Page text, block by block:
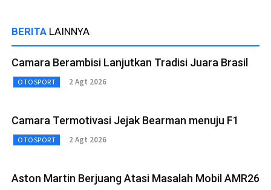
BERITA LAINNYA
Camara Berambisi Lanjutkan Tradisi Juara Brasil
OTOSPORT 2 Agt 2026
Camara Termotivasi Jejak Bearman menuju F1
OTOSPORT 2 Agt 2026
Aston Martin Berjuang Atasi Masalah Mobil AMR26